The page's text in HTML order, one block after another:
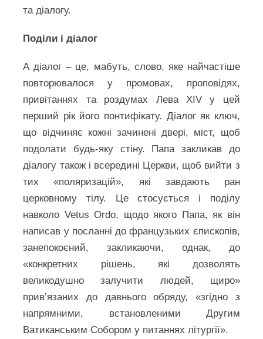
та діалогу.
Поділи і діалог
А діалог – це, мабуть, слово, яке найчастіше
повторювалося у промовах, проповідях,
привітаннях та роздумах Лева XIV у цей
перший рік його понтифікату. Діалог як ключ,
що відчиняє кожні зачинені двері, міст, щоб
подолати будь-яку стіну. Папа закликав до
діалогу також і всередині Церкви, щоб вийти з
тих «поляризацій», які завдають ран
церковному тілу. Це стосується і поділу
навколо Vetus Ordo, щодо якого Папа, як він
написав у посланні до французьких єпископів,
занепокоєний, закликаючи, однак, до
«конкретних рішень, які дозволять
великодушно залучити людей, щиро»
прив’язаних до давнього обряду, «згідно з
напрямними, встановленими Другим
Ватиканським Собором у питаннях літургії».